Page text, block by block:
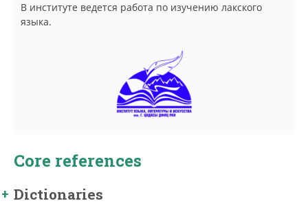
В институте ведется работа по изучению лакского
языка.
Core references
Dictionaries